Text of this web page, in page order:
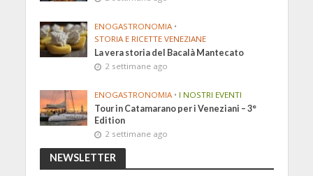
ENOGASTRONOMIA •
STORIA E RICETTE VENEZIANE
La vera storia del Bacalà Mantecato
2 settimane ago
ENOGASTRONOMIA • I NOSTRI EVENTI
Tour in Catamarano per i Veneziani – 3°
Edition
2 settimane ago
NEWSLETTER